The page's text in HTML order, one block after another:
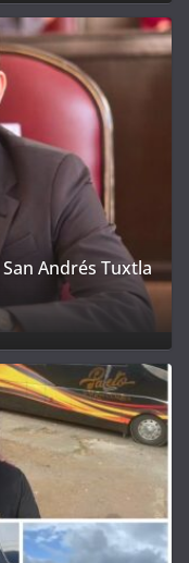
Andrés Tuxtla